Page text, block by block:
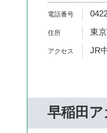
東
JR
早稲田